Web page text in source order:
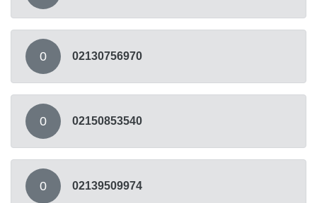
0 02130756970
0 02150853540
0 02139509974